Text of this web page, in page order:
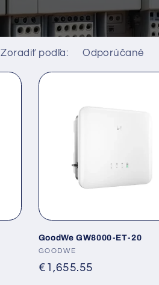
Zoradiť podľa:
GoodWe GW8000-ET-20
Dodávateľ:
GOODWE
Normálna
€1,655.55